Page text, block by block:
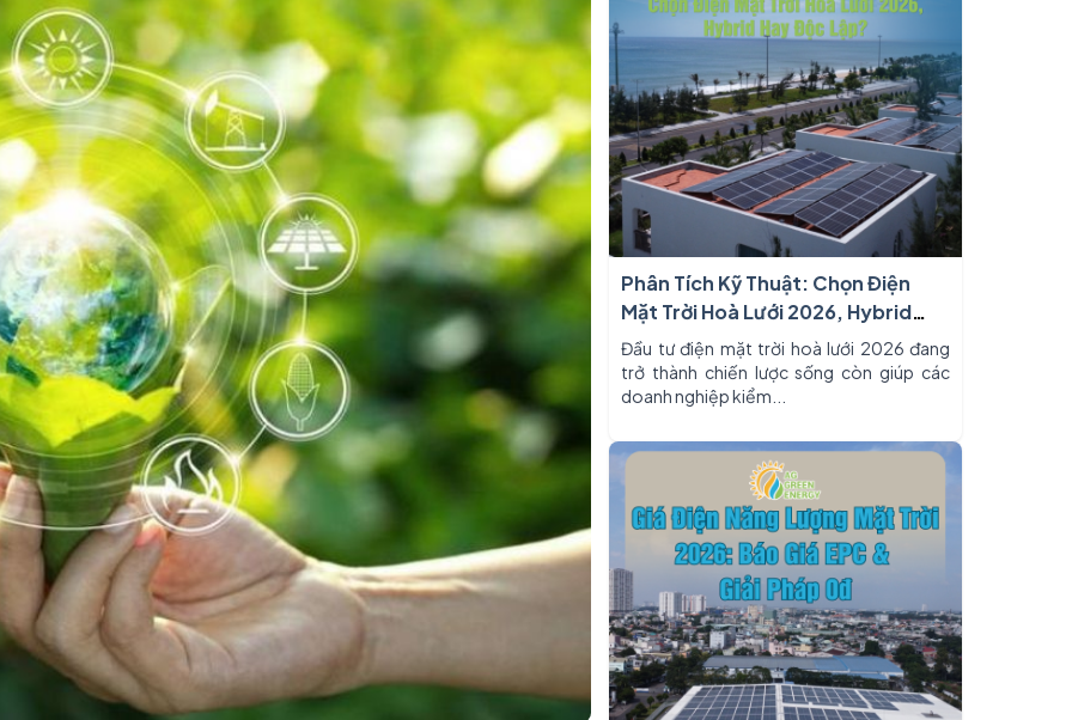
Phân Tích Kỹ Thuật: Chọn Điện
Mặt Trời Hoà Lưới 2026, Hybrid
Hay Độc Lập?
Đầu tư điện mặt trời hoà lưới 2026 đang
trở thành chiến lược sống còn giúp các
doanh nghiệp kiểm...